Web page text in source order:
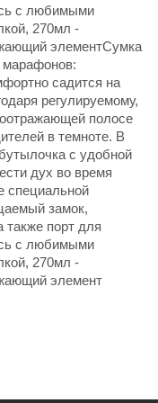
с любимыми
270мл -
элементСумка
марафонов:
садится на
регулируемому,
полосе
в темноте. В
с удобной
дух во время
специальной
замок,
порт для
с любимыми
270мл -
элемент